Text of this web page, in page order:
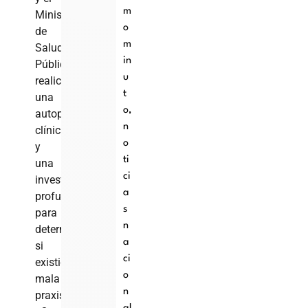
Ministerio
de
Salud
Pública
realicen
una
autopsia
clínica
y
una
investigación
profunda
para
determinar
si
existió
mala
praxis.
m
o
m
in
u
t
o,
n
o
ti
ci
a
s
n
a
ci
o
n